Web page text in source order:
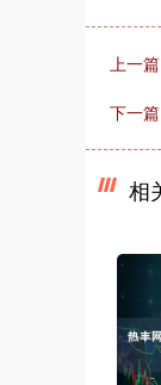
上一篇
下一篇
相